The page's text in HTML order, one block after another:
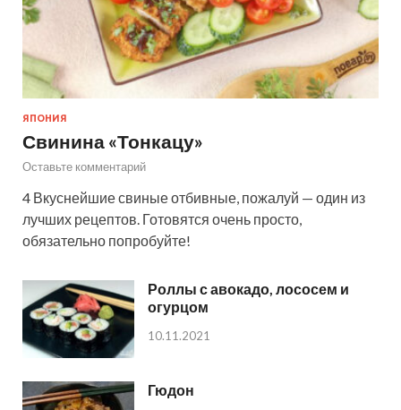
ЯПОНИЯ
Свинина «Тонкацу»
Оставьте комментарий
4 Вкуснейшие свиные отбивные, пожалуй — один из
лучших рецептов. Готовятся очень просто,
обязательно попробуйте!
Роллы с авокадо, лососем и
огурцом
10.11.2021
Гюдон